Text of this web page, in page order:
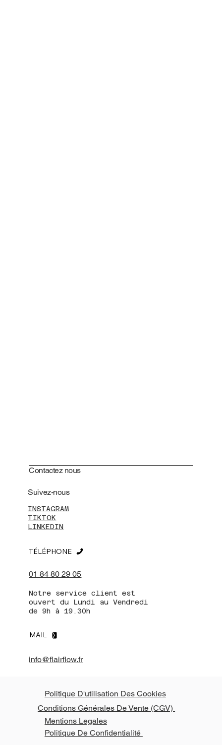
Contactez nous
INSTAGRAM
TIKTOK
LINKEDIN
Suivez-nous
01 84 80 29 05
TÉLÉPHONE
Notre service client est
ouvert du Lundi au Vendredi
de 9h à 19.30h
MAIL
info@flairflow.fr
Politique D'utilisation Des Cookies
Conditions Générales De Vente (CGV)
Mentions Legales
Politique De Confidentialité